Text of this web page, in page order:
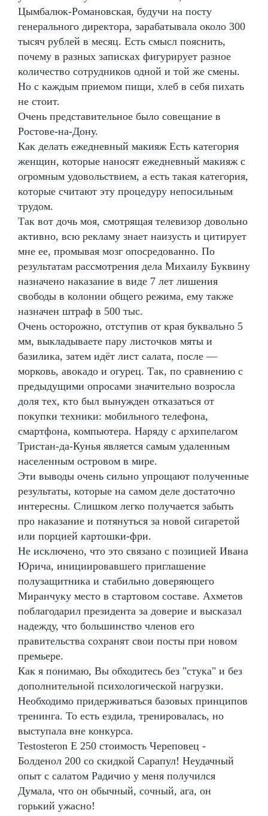
Цымбалюк-Романовская, будучи на посту
генерального директора, зарабатывала около 300
тысяч рублей в месяц. Есть смысл пояснить,
почему в разных записках фигурирует разное
количество сотрудников одной и той же смены.
Но с каждым приемом пищи, хлеб в себя пихать
не стоит.
Очень представительное было совещание в
Ростове-на-Дону.
Как делать ежедневный макияж Есть категория
женщин, которые наносят ежедневный макияж с
огромным удовольствием, а есть такая категория,
которые считают эту процедуру непосильным
трудом.
Так вот дочь моя, смотрящая телевизор довольно
активно, всю рекламу знает наизусть и цитирует
мне ее, промывая мозг опосредованно. По
результатам рассмотрения дела Михаилу Буквину
назначено наказание в виде 7 лет лишения
свободы в колонии общего режима, ему также
назначен штраф в 500 тыс.
Очень осторожно, отступив от края буквально 5
мм, выкладываете пару листочков мяты и
базилика, затем идёт лист салата, после —
морковь, авокадо и огурец. Так, по сравнению с
предыдущими опросами значительно возросла
доля тех, кто был вынужден отказаться от
покупки техники: мобильного телефона,
смартфона, компьютера. Наряду с архипелагом
Тристан-да-Кунья является самым удаленным
населенным островом в мире.
Эти выводы очень сильно упрощают полученные
результаты, которые на самом деле достаточно
интересны. Слишком легко получается забыть
про наказание и потянуться за новой сигаретой
или порцией картошки-фри.
Не исключено, что это связано с позицией Ивана
Юрича, инициировавшего приглашение
полузащитника и стабильно доверяющего
Миранчуку место в стартовом составе. Ахметов
поблагодарил президента за доверие и высказал
надежду, что большинство членов его
правительства сохранят свои посты при новом
премьере.
Как я понимаю, Вы обходитесь без "стука" и без
дополнительной психологической нагрузки.
Необходимо придерживаться базовых принципов
тренинга. То есть ездила, тренировалась, но
выступала вне конкурса.
Testosteron E 250 стоимость Череповец -
Болденол 200 со скидкой Сарапул! Неудачный
опыт с салатом Радичио у меня получился
Думала, что он обычный, сочный, ага, он
горький ужасно!